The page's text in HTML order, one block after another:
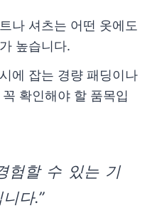
나 셔츠는 어떤 옷에도
높습니다.
에 잡는 경량 패딩이나
확인해야 할 품목입
험할 수 있는 기
다.”